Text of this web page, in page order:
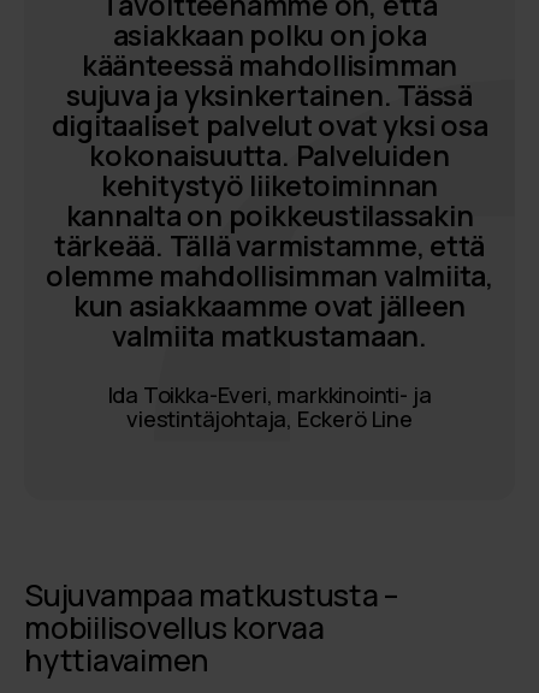
asiakkaan polku on joka
käänteessä mahdollisimman
sujuva ja yksinkertainen. Tässä
digitaaliset palvelut ovat yksi osa
kokonaisuutta. Palveluiden
kehitystyö liiketoiminnan
kannalta on poikkeustilassakin
tärkeää. Tällä varmistamme, että
olemme mahdollisimman valmiita,
kun asiakkaamme ovat jälleen
valmiita matkustamaan.
Ida Toikka-Everi, markkinointi- ja
viestintäjohtaja, Eckerö Line
Sujuvampaa matkustusta –
mobiilisovellus korvaa
hyttiavaimen